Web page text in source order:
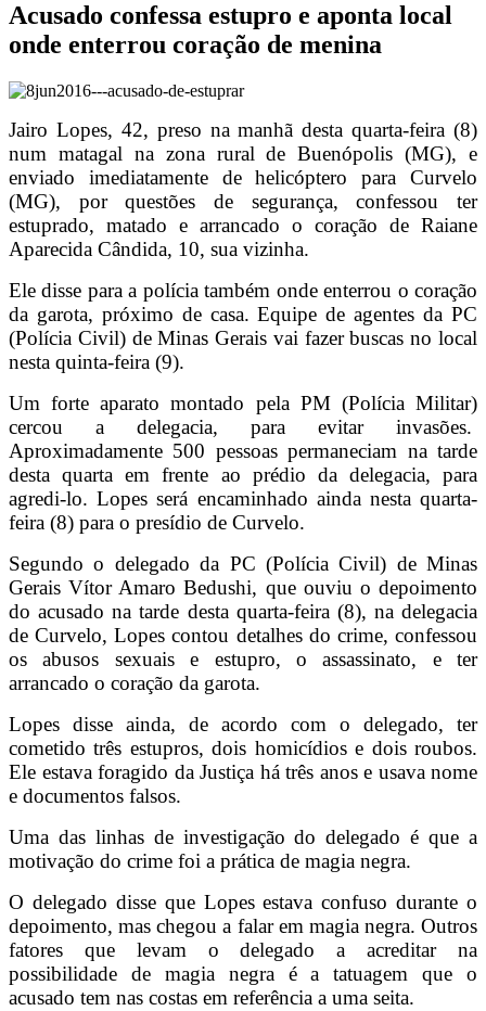
Acusado confessa estupro e aponta local
onde enterrou coração de menina
Jairo Lopes, 42, preso na manhã desta quarta-feira (8)
num matagal na zona rural de Buenópolis (MG), e
enviado imediatamente de helicóptero para Curvelo
(MG), por questões de segurança, confessou ter
estuprado, matado e arrancado o coração de Raiane
Aparecida Cândida, 10, sua vizinha.
Ele disse para a polícia também onde enterrou o coração
da garota, próximo de casa. Equipe de agentes da PC
(Polícia Civil) de Minas Gerais vai fazer buscas no local
nesta quinta-feira (9).
Um forte aparato montado pela PM (Polícia Militar)
cercou a delegacia, para evitar invasões.
Aproximadamente 500 pessoas permaneciam na tarde
desta quarta em frente ao prédio da delegacia, para
agredi-lo. Lopes será encaminhado ainda nesta quarta-
feira (8) para o presídio de Curvelo.
Segundo o delegado da PC (Polícia Civil) de Minas
Gerais Vítor Amaro Bedushi, que ouviu o depoimento
do acusado na tarde desta quarta-feira (8), na delegacia
de Curvelo, Lopes contou detalhes do crime, confessou
os abusos sexuais e estupro, o assassinato, e ter
arrancado o coração da garota.
Lopes disse ainda, de acordo com o delegado, ter
cometido três estupros, dois homicídios e dois roubos.
Ele estava foragido da Justiça há três anos e usava nome
e documentos falsos.
Uma das linhas de investigação do delegado é que a
motivação do crime foi a prática de magia negra.
O delegado disse que Lopes estava confuso durante o
depoimento, mas chegou a falar em magia negra. Outros
fatores que levam o delegado a acreditar na
possibilidade de magia negra é a tatuagem que o
acusado tem nas costas em referência a uma seita.